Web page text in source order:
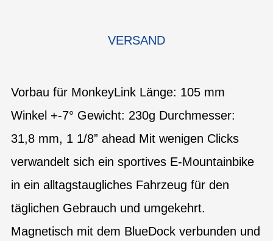
VERSAND
Vorbau für MonkeyLink Länge: 105 mm
Winkel +-7° Gewicht: 230g Durchmesser:
31,8 mm, 1 1/8” ahead Mit wenigen Clicks
verwandelt sich ein sportives E-Mountainbike
in ein alltagstaugliches Fahrzeug für den
täglichen Gebrauch und umgekehrt.
Magnetisch mit dem BlueDock verbunden und